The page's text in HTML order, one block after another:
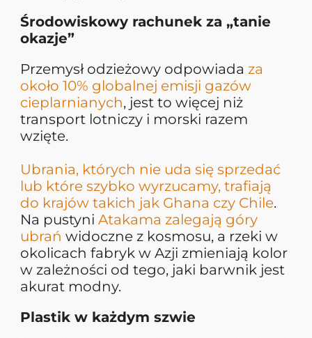
Środowiskowy rachunek za „tanie
okazje”
Przemysł odzieżowy odpowiada za
około 10% globalnej emisji gazów
cieplarnianych, jest to więcej niż
transport lotniczy i morski razem
wzięte.
Ubrania, których nie uda się sprzedać
lub które szybko wyrzucamy, trafiają
do krajów takich jak Ghana czy Chile.
Na pustyni Atakama zalegają góry
ubrań widoczne z kosmosu, a rzeki w
okolicach fabryk w Azji zmieniają kolor
w zależności od tego, jaki barwnik jest
akurat modny.
Plastik w każdym szwie